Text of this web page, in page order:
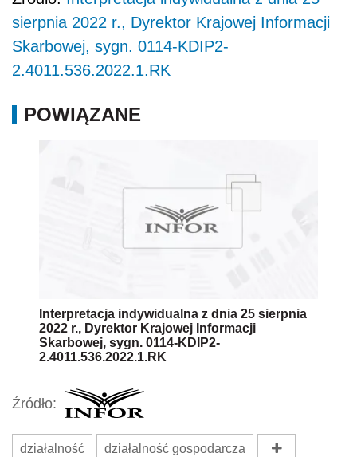
sierpnia 2022 r., Dyrektor Krajowej Informacji
Skarbowej, sygn. 0114-KDIP2-
2.4011.536.2022.1.RK
POWIĄZANE
Interpretacja indywidualna z dnia 25 sierpnia
2022 r., Dyrektor Krajowej Informacji
Skarbowej, sygn. 0114-KDIP2-
2.4011.536.2022.1.RK
Źródło:
działalność działalność gospodarcza